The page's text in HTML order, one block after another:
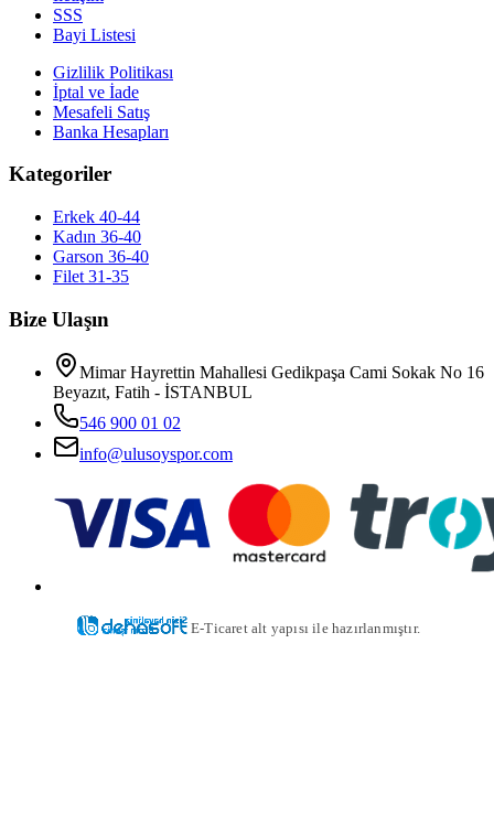
SSS
Bayi Listesi
Gizlilik Politikası
İptal ve İade
Mesafeli Satış
Banka Hesapları
Kategoriler
Erkek 40-44
Kadın 36-40
Garson 36-40
Filet 31-35
Bize Ulaşın
Mimar Hayrettin Mahallesi Gedikpaşa Cami Sokak No 16
Beyazıt, Fatih - İSTANBUL
546 900 01 02
info@ulusoyspor.com
E-Ticaret alt yapısı ile hazırlanmıştır.